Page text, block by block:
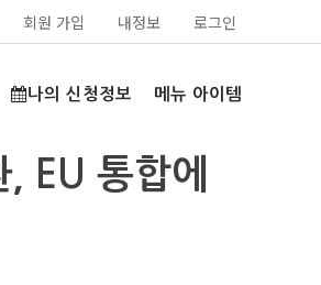
회원 가입 내정보 로그인
나의 신청정보 메뉴 아이템
EU 통합에